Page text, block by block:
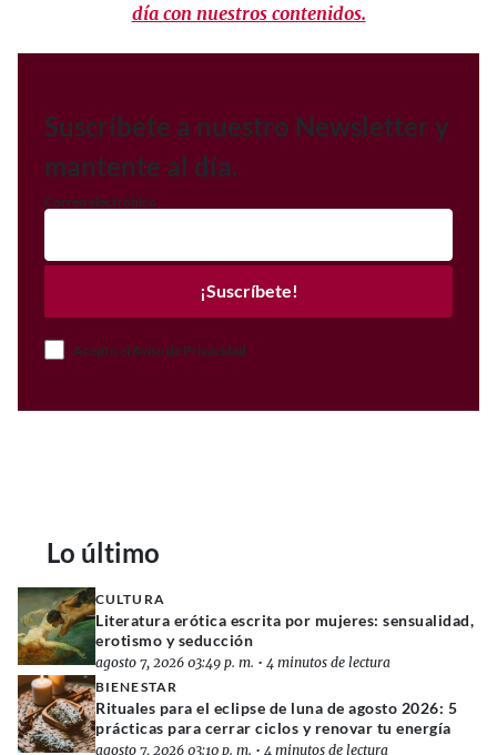
día con nuestros contenidos.
Suscríbete a nuestro Newsletter y
mantente al día.
Correo electrónico
¡Suscríbete!
Acepto el Aviso de Privacidad
Lo último
CULTURA
Literatura erótica escrita por mujeres: sensualidad,
erotismo y seducción
agosto 7, 2026 03:49 p. m. • 4 minutos de lectura
BIENESTAR
Rituales para el eclipse de luna de agosto 2026: 5
prácticas para cerrar ciclos y renovar tu energía
agosto 7, 2026 03:10 p. m. • 4 minutos de lectura